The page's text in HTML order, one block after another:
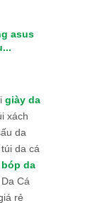
asus
giày da
xách
da
da cá
bóp da
Cá
rẻ